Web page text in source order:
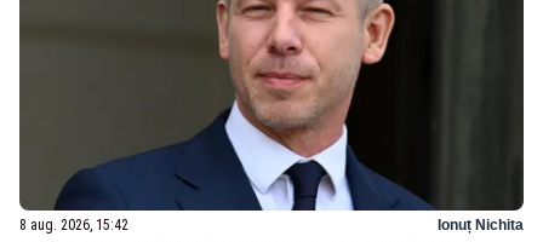
8 aug. 2026, 15:42 Ionuț Nichita